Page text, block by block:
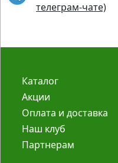
телеграм-чате)
Каталог
Акции
Оплата и доставка
Наш клуб
Партнерам